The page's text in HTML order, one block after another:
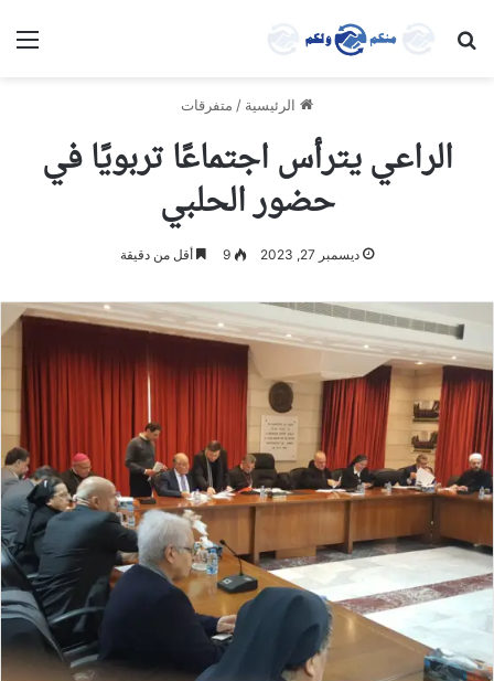
بحث عن
الرئيسية / متفرقات
الراعي يترأس اجتماعًا تربويًا في
حضور الحلبي
ديسمبر 27, 2023 9 أقل من دقيقة